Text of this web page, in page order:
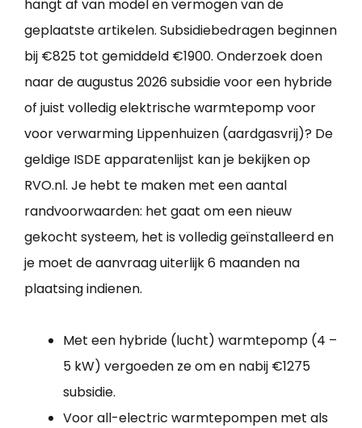
hangt af van model en vermogen van de
geplaatste artikelen. Subsidiebedragen beginnen
bij €825 tot gemiddeld €1900. Onderzoek doen
naar de augustus 2026 subsidie voor een hybride
of juist volledig elektrische warmtepomp voor
voor verwarming Lippenhuizen (aardgasvrij)? De
geldige ISDE apparatenlijst kan je bekijken op
RVO.nl. Je hebt te maken met een aantal
randvoorwaarden: het gaat om een nieuw
gekocht systeem, het is volledig geïnstalleerd en
je moet de aanvraag uiterlijk 6 maanden na
plaatsing indienen.
Met een hybride (lucht) warmtepomp (4 –
5 kW) vergoeden ze om en nabij €1275
subsidie.
Voor all-electric warmtepompen met als